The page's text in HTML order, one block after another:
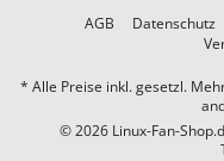
AGB Datenschutz
* Alle Preise inkl. gesetzl.
© 2026 Linux-Fan-